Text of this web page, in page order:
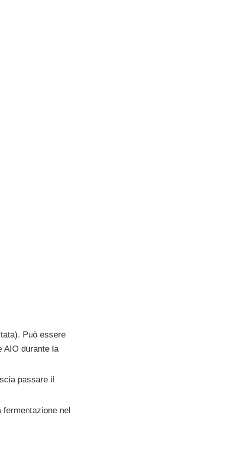
Può essere
AIO durante la
passare il
nel